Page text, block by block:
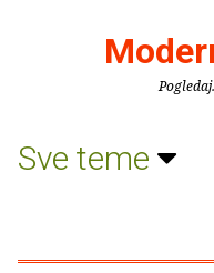
Sve teme